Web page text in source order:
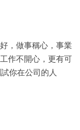
，做事稱心，事業
作不開心，更有可
你在公司的人